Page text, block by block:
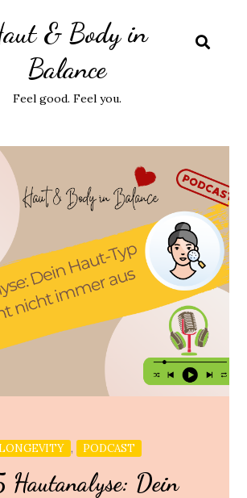
& Body in
Balance
Feel good. Feel you.
LONGEVITY , PODCAST
Dein